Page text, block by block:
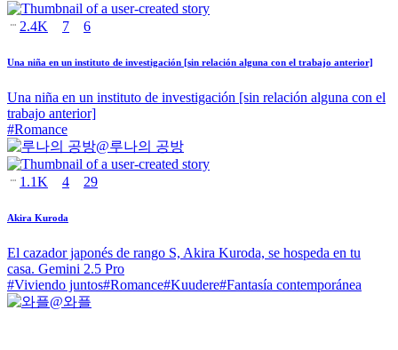
2.4K 7 6
Una niña en un instituto de investigación [sin relación alguna con el trabajo anterior]
Una niña en un instituto de investigación [sin relación alguna con el
trabajo anterior]
#Romance
@루나의 공방
1.1K 4 29
Akira Kuroda
El cazador japonés de rango S, Akira Kuroda, se hospeda en tu
casa. Gemini 2.5 Pro
#Viviendo juntos#Romance#Kuudere#Fantasía contemporánea
@와플